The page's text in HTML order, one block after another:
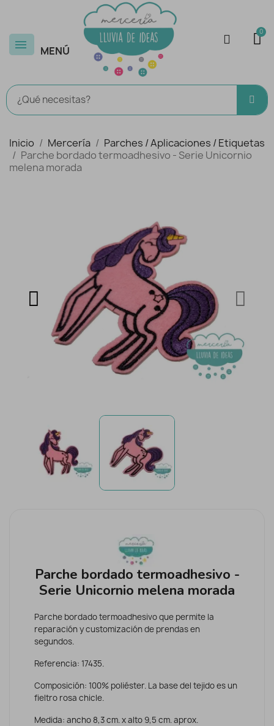
MENÚ
Inicio Mercería
Parches / Aplicaciones / Etiquetas
Parche bordado termoadhesivo - Serie Unicornio
melena morada
Parche bordado termoadhesivo -
Serie Unicornio melena morada
Parche bordado termoadhesivo que permite la
reparación y customización de prendas en
segundos.
Referencia: 17435.
Composición: 100% poliéster. La base del tejido es un
fieltro rosa chicle.
Medida: ancho 8,3 cm. x alto 9,5 cm. aprox.